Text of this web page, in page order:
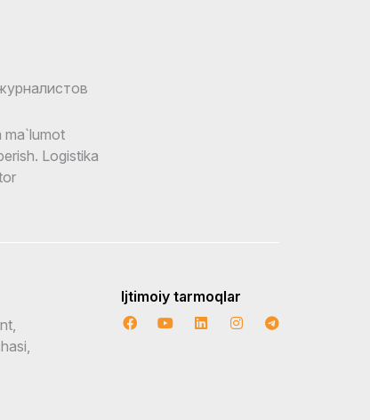
ma`lumot
Logistika
Ijtimoiy tarmoqlar